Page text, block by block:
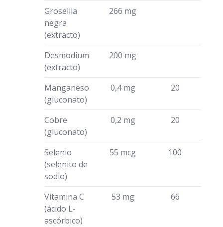
Grosellla
negra
(extracto)
266 mg
Desmodium
(extracto)
200 mg
Manganeso
(gluconato)
0,4 mg 20
Cobre
(gluconato)
0,2 mg 20
Selenio
(selenito de
sodio)
55 mcg 100
Vitamina C
(ácido L-
ascórbico)
53 mg 66